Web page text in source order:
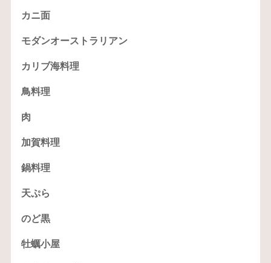
カニ面
モダンオーストラリアン
カリブ海料理
鳥料理
肉
加賀料理
鍋料理
天ぷら
のど黒
牡蠣小屋